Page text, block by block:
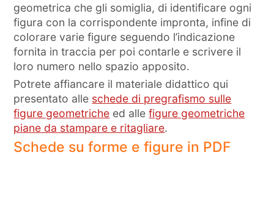
geometrica che gli somiglia, di identificare ogni
figura con la corrispondente impronta, infine di
colorare varie figure seguendo l’indicazione
fornita in traccia per poi contarle e scrivere il
loro numero nello spazio apposito.
Potrete affiancare il materiale didattico qui
presentato alle schede di pregrafismo sulle
figure geometriche ed allefigure geometriche
piane da stampare e ritagliare.
Schede su forme e figure in PDF